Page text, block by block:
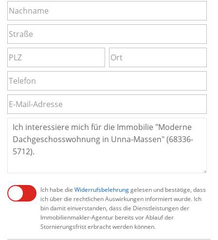
Ich habe die Widerrufsbelehrunggelesen und bestätige, dass
ich über die rechtlichen Auswirkungen informiert wurde. Ich
bin damit einverstanden, dass die Dienstleistungen der
Immobilienmakler-Agentur bereits vor Ablauf der
Stornierungsfrist erbracht werden können.